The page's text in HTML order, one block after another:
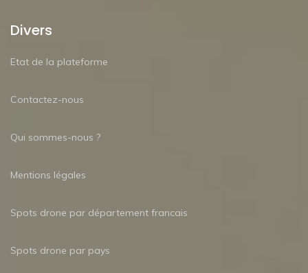
Divers
Etat de la plateforme
Contactez-nous
Qui sommes-nous ?
Mentions légales
Spots drone par département francais
Spots drone par pays